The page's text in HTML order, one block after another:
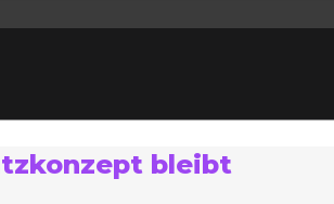
bleibt